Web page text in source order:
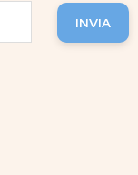
INVIA